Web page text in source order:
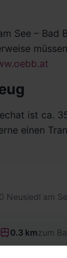
See – Bad
ist ca.
einen
Neusiedl am
0.3 kmzum